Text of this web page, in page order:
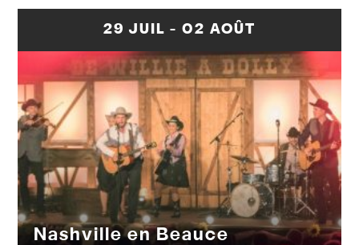
29 JUIL - 02 AOÛT
Nashville en Beauce